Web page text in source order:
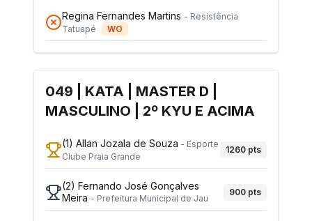
Regina Fernandes Martins - Resistência
Tatuapé
WO
049 | KATA | MASTER D |
MASCULINO | 2º KYU E ACIMA
(1) Allan Jozala de Souza - Esporte
Clube Praia Grande
1260 pts
(2) Fernando José Gonçalves
Meira - Prefeitura Municipal de Jau
900 pts